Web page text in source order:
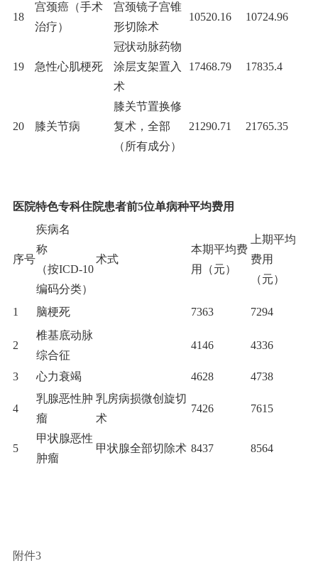
18
宫颈癌（手术
治疗）
宫颈镜子宫锥
形切除术
10520.16 10724.96
19 急性心肌梗死
冠状动脉药物
涂层支架置入
术
17468.79 17835.4
20 膝关节病
膝关节置换修
复术，全部
（所有成分）
21290.71 21765.35
医院特色专科住院患者前5位单病种平均费用
序号
疾病名
称
（按ICD-10
编码分类）
术式
本期平均费
用（元）
上期平均
费用
（元）
1 脑梗死 7363 7294
2
椎基底动脉
综合征
4146 4336
3 心力衰竭 4628 4738
4
乳腺恶性肿
瘤
乳房病损微创旋切
术
7426 7615
5
甲状腺恶性
肿瘤
甲状腺全部切除术 8437 8564
附件3